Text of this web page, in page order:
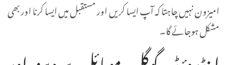
امیزون نہیں چاہتا کہ آپ ایسا کریں اور مستقبل میں ایسا کرنا اور بھی
مشکل ہوجائے گا۔